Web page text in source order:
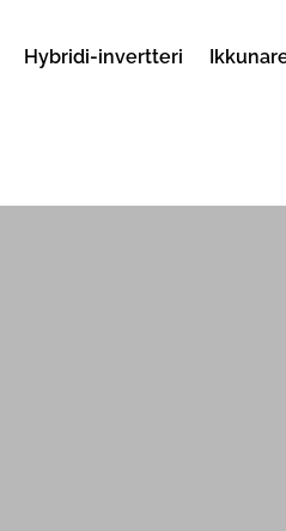
Hybridi-invertteri